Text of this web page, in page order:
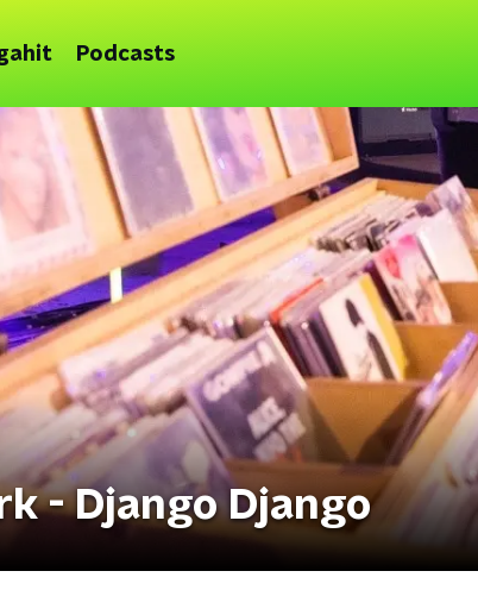
Podcasts
- Django Django